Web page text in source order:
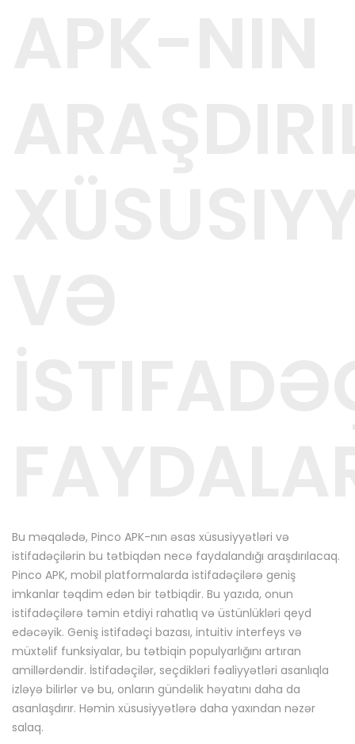
Bu məqalədə, Pinco APK-nın əsas xüsusiyyətləri və
istifadəçilərin bu tətbiqdən necə faydalandığı araşdırılacaq.
Pinco APK, mobil platformalarda istifadəçilərə geniş
imkanlar təqdim edən bir tətbiqdir. Bu yazıda, onun
istifadəçilərə təmin etdiyi rahatlıq və üstünlükləri qeyd
edəcəyik. Geniş istifadəçi bazası, intuitiv interfeys və
müxtəlif funksiyalar, bu tətbiqin populyarlığını artıran
amillərdəndir. İstifadəçilər, seçdikləri fəaliyyətləri asanlıqla
izləyə bilirlər və bu, onların gündəlik həyatını daha da
asanlaşdırır. Həmin xüsusiyyətlərə daha yaxından nəzər
salaq.